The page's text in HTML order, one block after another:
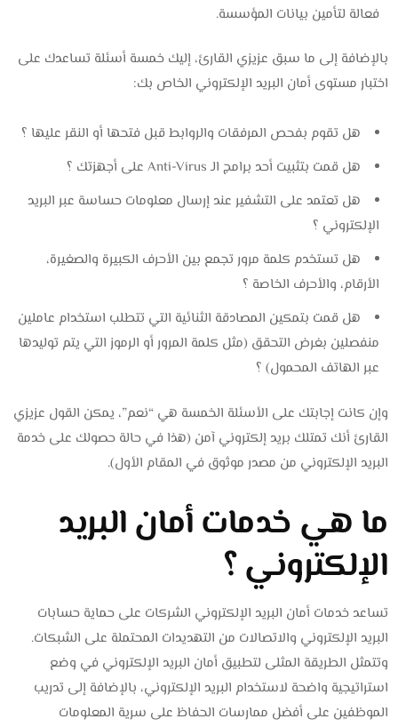
فعالة لتأمين بيانات المؤسسة.
بالإضافة إلى ما سبق عزيزي القارئ، إليك خمسة أسئلة تساعدك على
اختبار مستوى أمان البريد الإلكتروني الخاص بك:
هل تقوم بفحص المرفقات والروابط قبل فتحها أو النقر عليها ؟
هل قمت بتثبيت أحد برامج الـ Anti-Virus على أجهزتك ؟
هل تعتمد على التشفير عند إرسال معلومات حساسة عبر البريد
الإلكتروني ؟
هل تستخدم كلمة مرور تجمع بين الأحرف الكبيرة والصغيرة،
الأرقام، والأحرف الخاصة ؟
هل قمت بتمكين المصادقة الثنائية التي تتطلب استخدام عاملين
منفصلين بغرض التحقق (مثل كلمة المرور أو الرموز التي يتم توليدها
عبر الهاتف المحمول) ؟
وإن كانت إجابتك على الأسئلة الخمسة هي “نعم”، يمكن القول عزيزي
القارئ أنك تمتلك بريد إلكتروني آمن (هذا في حالة حصولك على خدمة
البريد الإلكتروني من مصدر موثوق في المقام الأول).
ما هي خدمات أمان البريد
الإلكتروني ؟
تساعد خدمات أمان البريد الإلكتروني الشركات على حماية حسابات
البريد الإلكتروني والاتصالات من التهديدات المحتملة على الشبكات.
وتتمثل الطريقة المثلى لتطبيق أمان البريد الإلكتروني في وضع
استراتيجية واضحة لاستخدام البريد الإلكتروني، بالإضافة إلى تدريب
الموظفين على أفضل ممارسات الحفاظ على سرية المعلومات